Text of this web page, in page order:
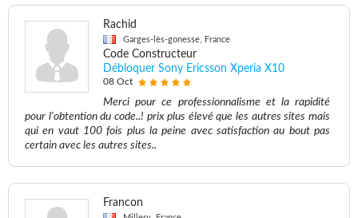
Rachid
Garges-lès-gonesse, France
Code Constructeur
Débloquer Sony Ericsson Xperia X10
08 Oct
Merci pour ce professionnalisme et la rapidité
pour l'obtention du code..! prix plus élevé que les autres sites mais
qui en vaut 100 fois plus la peine avec satisfaction au bout pas
certain avec les autres sites..
Francon